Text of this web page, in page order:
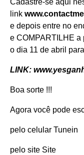
Cadastre-se aqui
link
e depois entre no
e COMPARTILHE
o dia 11 de abril
LINK:
Boa sorte !!!
Agora você pode
pelo celular Tunein
pelo site Site